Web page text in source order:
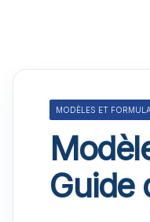
MODÈLES ET
Guide